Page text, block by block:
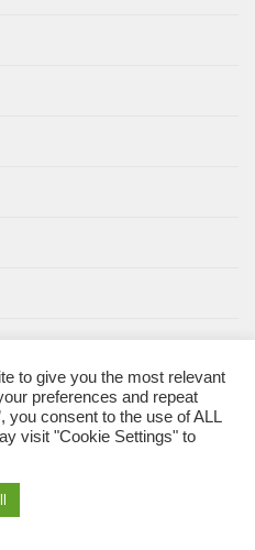
to give you the most relevant
preferences and repeat
you consent to the use of ALL
visit "Cookie Settings" to